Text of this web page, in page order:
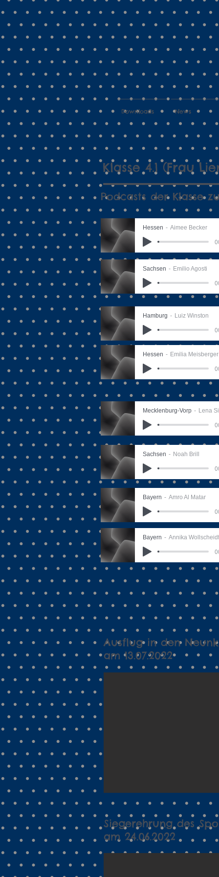
Downloads News
Klasse 4.1 (Frau
Podcasts der Klasse
Hessen Aimee Becker
Sachsen Emilio Agosti
Hamburg Luiz Winston
Hessen Emilia Meisberger
Mecklenburg-Vorp Lena
Sachsen Noah Brill
Bayern Amro Al Matar
Bayern Annika Wollscheidt
Ausflug in den
am 13.07.2022
Siegerehrung des
am 24.06.2022